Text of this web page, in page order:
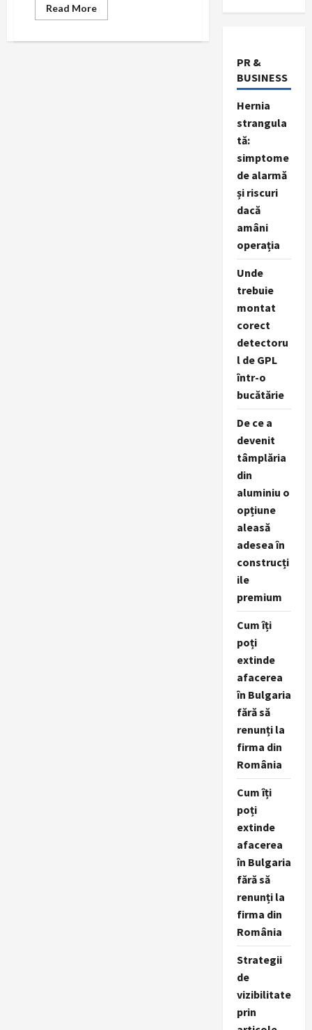
Read MoreRead
more
uri
PR &
BUSINESS
Hernia
strangula
tă:
simptome
de alarmă
și riscuri
dacă
amâni
operația
Unde
trebuie
montat
corect
detectoru
l de GPL
într-o
bucătărie
De ce a
devenit
tâmplăria
din
aluminiu o
opțiune
aleasă
adesea în
construcți
ile
premium
Cum îți
poți
extinde
afacerea
în Bulgaria
fără să
renunți la
firma din
România
Cum îți
poți
extinde
afacerea
în Bulgaria
fără să
renunți la
firma din
România
Strategii
de
vizibilitate
prin